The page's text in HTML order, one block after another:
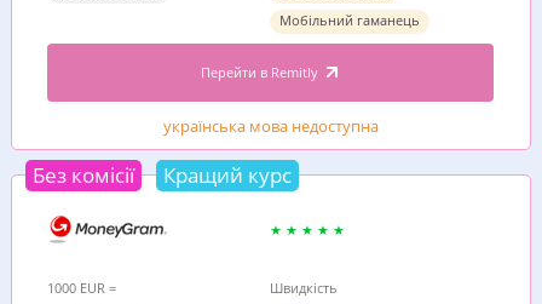
Мобільний гаманець
Перейти в Remitly
українська мова недоступна
Без комісії Кращий курс
1000 EUR =
Швидкість